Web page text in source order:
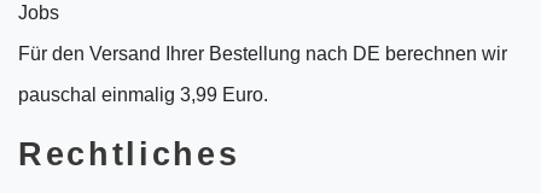
Jobs
Für den Versand Ihrer Bestellung nach DE berechnen wir
pauschal einmalig 3,99 Euro.
Rechtliches